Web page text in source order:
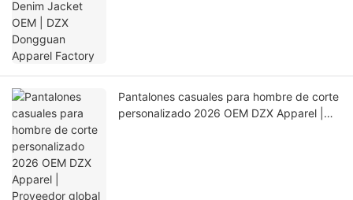
Pantalones casuales para hombre de corte
personalizado 2026 OEM DZX Apparel |